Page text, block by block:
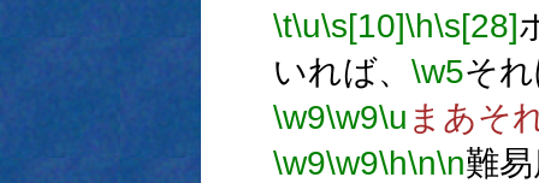
\t\u\s[10]\h\s[28]
いれば、 \w5そ
\w9\w9\u まあそ
\w9\w9\h\n\n難